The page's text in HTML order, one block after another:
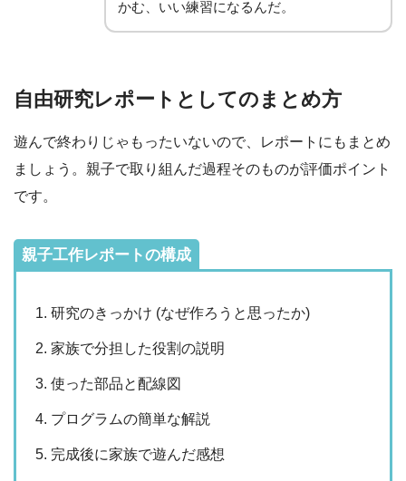
かむ、いい練習になるんだ。
自由研究レポートとしてのまとめ方
遊んで終わりじゃもったいないので、レポートにもまとめ
ましょう。親子で取り組んだ過程そのものが評価ポイント
です。
親子工作レポートの構成
研究のきっかけ (なぜ作ろうと思ったか)
家族で分担した役割の説明
使った部品と配線図
プログラムの簡単な解説
完成後に家族で遊んだ感想